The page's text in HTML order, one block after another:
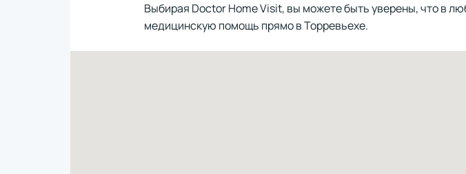
Выбирая Doctor Home Visit, вы можете быть уверены, что в
медицинскую помощь прямо в Торревьехе.